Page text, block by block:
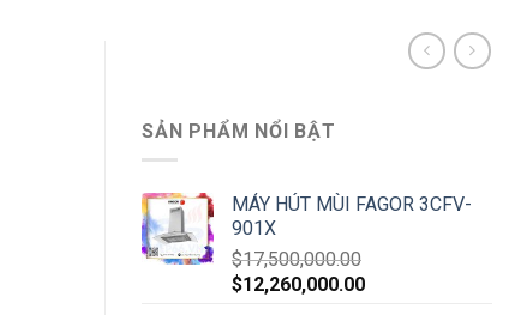
SẢN PHẨM NỔI BẬT
MÁY HÚT MÙI FAGOR 3CFV-
901X
$17,500,000.00
$12,260,000.00